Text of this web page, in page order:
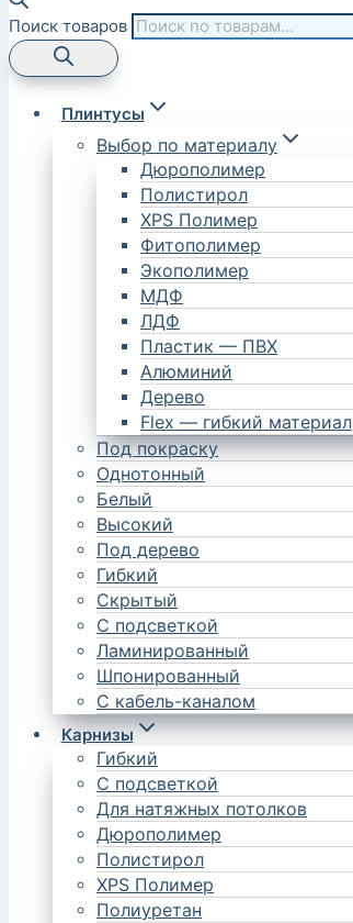
Поиск товаров
Плинтусы
Выбор по материалу
Дюрополимер
Полистирол
XPS Полимер
Фитополимер
Экополимер
МДФ
ЛДФ
Пластик — ПВХ
Алюминий
Дерево
Flex — гибкий материал
Под покраску
Однотонный
Белый
Высокий
Под дерево
Гибкий
Скрытый
С подсветкой
Ламинированный
Шпонированный
С кабель-каналом
Карнизы
Гибкий
С подсветкой
Для натяжных потолков
Дюрополимер
Полистирол
XPS Полимер
Полиуретан